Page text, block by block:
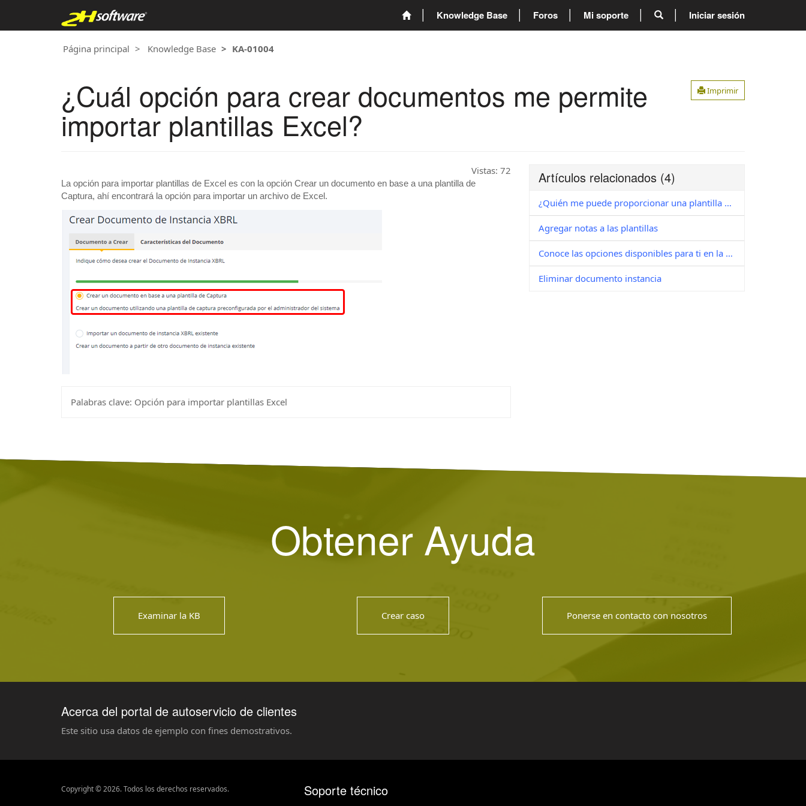
Knowledge Base Foros Mi soporte Iniciar sesión
Página principal Knowledge Base KA-01004
Imprimir
¿Cuál opción para crear documentos me permite
importar plantillas Excel?
Vistas: 72
La opción para importar plantillas de Excel es con la opción Crear un documento en base a una plantilla de
Captura, ahí encontrará la opción para importar un archivo de Excel.
Palabras clave: Opción para importar plantillas Excel
Artículos relacionados (4)
¿Quién me puede proporcionar una plantilla de carga?
Agregar notas a las plantillas
Conoce las opciones disponibles para ti en la barra de Herramientas del editor de documentos Instancia XBRL de la aplicación Abax
Eliminar documento instancia
Obtener Ayuda
Examinar la KB Crear caso Ponerse en contacto con nosotros
Acerca del portal de autoservicio de clientes
Este sitio usa datos de ejemplo con fines demostrativos.
Copyright © 2026. Todos los derechos reservados. Soporte técnico